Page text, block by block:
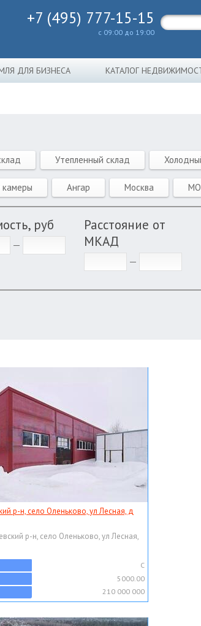
+7 (495) 777-15-15
с 09:00 до 19:00
ДЛЯ БИЗНЕСА КАТАЛОГ
Утепленный склад
Ангар Москва МО
руб
Расстояние от
МКАД
р-н, село Оленьково, ул Лесная, д
р-н, село Оленьково, ул Лесная,
C
5000.00
210 000 000